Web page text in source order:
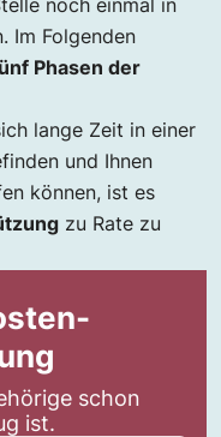
Im Folgenden
Phasen der
lange Zeit in einer
und Ihnen
können, ist es
zu Rate zu
schon
ist.